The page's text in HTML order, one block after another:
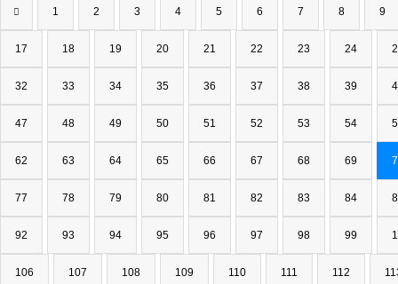
1 2 3 4 5 6 7 8 9
17 18 19 20 21 22 23 24
32 33 34 35 36 37 38 39
47 48 49 50 51 52 53 54
62 63 64 65 66 67 68 69
77 78 79 80 81 82 83 84
92 93 94 95 96 97 98 99
106 107 108 109 110 111 112